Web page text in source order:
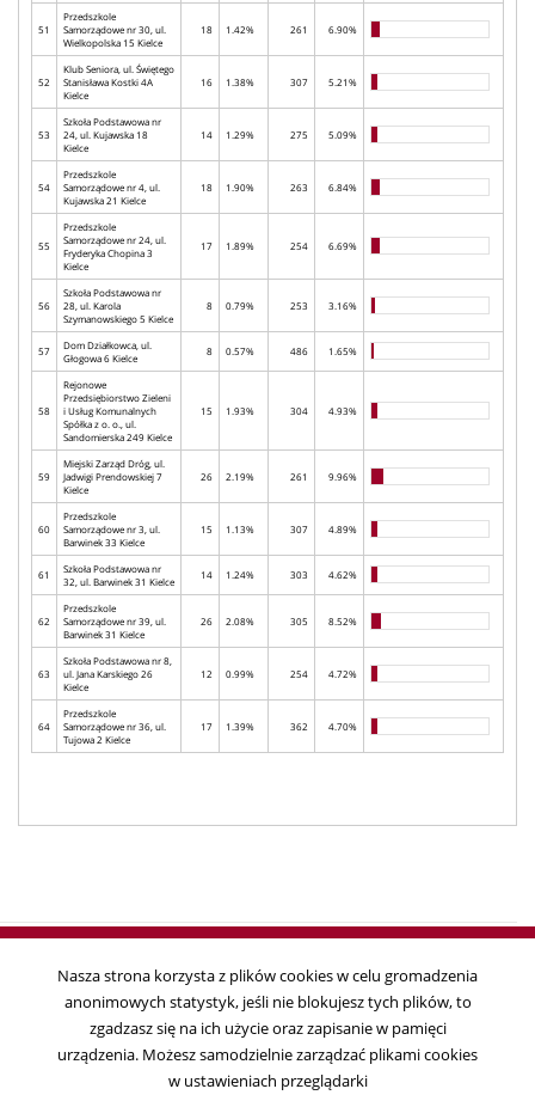
51
Przedszkole
Samorządowe nr 30, ul.
Wielkopolska 15 Kielce
18 1.42% 261 6.90%
52
Klub Seniora, ul. Świętego
Stanisława Kostki 4A
Kielce
16 1.38% 307 5.21%
53
Szkoła Podstawowa nr
24, ul. Kujawska 18
Kielce
14 1.29% 275 5.09%
54
Przedszkole
Samorządowe nr 4, ul.
Kujawska 21 Kielce
18 1.90% 263 6.84%
55
Przedszkole
Samorządowe nr 24, ul.
Fryderyka Chopina 3
Kielce
17 1.89% 254 6.69%
56
Szkoła Podstawowa nr
28, ul. Karola
Szymanowskiego 5 Kielce
8 0.79% 253 3.16%
57
Dom Działkowca, ul.
Głogowa 6 Kielce
8 0.57% 486 1.65%
58
Rejonowe
Przedsiębiorstwo Zieleni
i Usług Komunalnych
Spółka z o. o., ul.
Sandomierska 249 Kielce
15 1.93% 304 4.93%
59
Miejski Zarząd Dróg, ul.
Jadwigi Prendowskiej 7
Kielce
26 2.19% 261 9.96%
60
Przedszkole
Samorządowe nr 3, ul.
Barwinek 33 Kielce
15 1.13% 307 4.89%
61
Szkoła Podstawowa nr
32, ul. Barwinek 31 Kielce
14 1.24% 303 4.62%
62
Przedszkole
Samorządowe nr 39, ul.
Barwinek 31 Kielce
26 2.08% 305 8.52%
63
Szkoła Podstawowa nr 8,
ul. Jana Karskiego 26
Kielce
12 0.99% 254 4.72%
64
Przedszkole
Samorządowe nr 36, ul.
Tujowa 2 Kielce
17 1.39% 362 4.70%
Copyright © 2018
Państwowa Komisja Wyborcza, ul. Wiejska 10, 00-902 Warszawa, tel. 22
695 25 44, fax. 22 629 39 59
Nasza strona korzysta z plików cookies w celu gromadzenia
anonimowych statystyk, jeśli nie blokujesz tych plików, to
zgadzasz się na ich użycie oraz zapisanie w pamięci
urządzenia. Możesz samodzielnie zarządzać plikami cookies
w ustawieniach przeglądarki